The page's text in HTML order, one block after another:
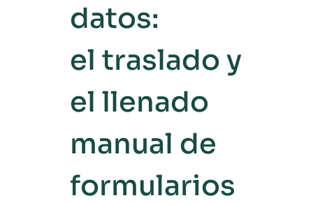
datos:
el traslado y
el llenado
manual de
formularios